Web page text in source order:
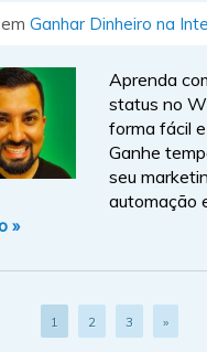
Ganhar Dinheiro na
Aprenda
status no
forma fácil
Ganhe
seu
automação
»
1 2 3 »